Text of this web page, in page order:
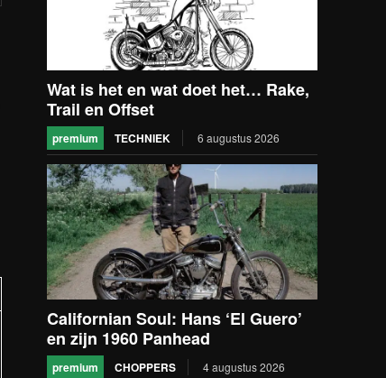
Wat is het en wat doet het… Rake,
Trail en Offset
premium TECHNIEK 6 augustus 2026
Californian Soul: Hans ‘El Guero’
en zijn 1960 Panhead
premium CHOPPERS 4 augustus 2026